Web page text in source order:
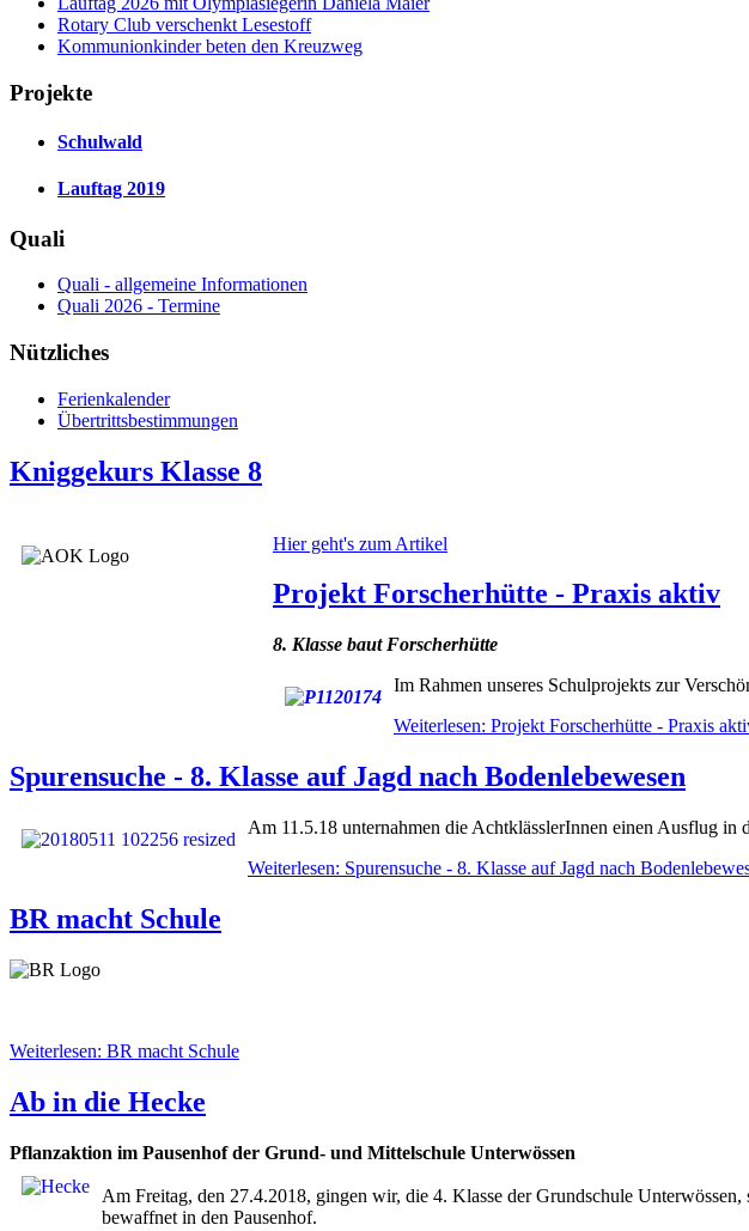
Rotary Club verschenkt Lesestoff
Kommunionkinder beten den Kreuzweg
Projekte
Schulwald
Lauftag 2019
Quali
Quali - allgemeine Informationen
Quali 2026 - Termine
Nützliches
Ferienkalender
Übertrittsbestimmungen
Kniggekurs Klasse 8
Hier geht's zum Artikel
Projekt Forscherhütte - Praxis aktiv
8. Klasse baut Forscherhütte
Im Rahmen unseres Schulprojekts zur
Weiterlesen: Projekt Forscherhütte - Praxis
Spurensuche - 8. Klasse auf Jagd nach Bodenlebewesen
Am 11.5.18 unternahmen die AchtklässlerInnen einen Ausflug
Weiterlesen: Spurensuche - 8. Klasse auf Jagd nach
BR macht Schule
Weiterlesen: BR macht Schule
Ab in die Hecke
Pflanzaktion im Pausenhof der Grund- und Mittelschule Unterwössen
Am Freitag, den 27.4.2018, gingen wir, die 4. Klasse der Grundschule
bewaffnet in den Pausenhof.